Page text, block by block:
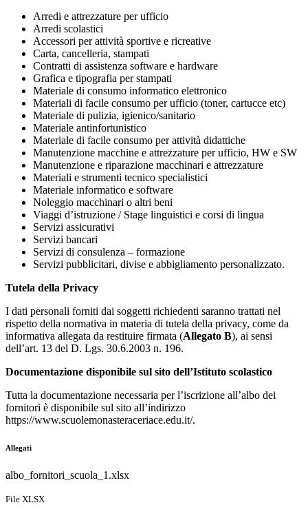
Arredi e attrezzature per ufficio
Arredi scolastici
Accessori per attività sportive e ricreative
Carta, cancelleria, stampati
Contratti di assistenza software e hardware
Grafica e tipografia per stampati
Materiale di consumo informatico elettronico
Materiali di facile consumo per ufficio (toner, cartucce etc)
Materiale di pulizia, igienico/sanitario
Materiale antinfortunistico
Materiale di facile consumo per attività didattiche
Manutenzione macchine e attrezzature per ufficio, HW e SW
Manutenzione e riparazione macchinari e attrezzature
Materiali e strumenti tecnico specialistici
Materiale informatico e software
Noleggio macchinari o altri beni
Viaggi d’istruzione / Stage linguistici e corsi di lingua
Servizi assicurativi
Servizi bancari
Servizi di consulenza – formazione
Servizi pubblicitari, divise e abbigliamento personalizzato.
Tutela della Privacy
I dati personali forniti dai soggetti richiedenti saranno trattati nel
rispetto della normativa in materia di tutela della privacy, come da
informativa allegata da restituire firmata (Allegato B), ai sensi
dell’art. 13 del D. Lgs. 30.6.2003 n. 196.
Documentazione disponibile sul sito dell’Istituto scolastico
Tutta la documentazione necessaria per l’iscrizione all’albo dei
fornitori è disponibile sul sito all’indirizzo
https://www.scuolemonasteraceriace.edu.it/.
Allegati
albo_fornitori_scuola_1.xlsx
File XLSX